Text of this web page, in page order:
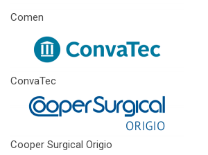
Comen
ConvaTec
Cooper Surgical Origio